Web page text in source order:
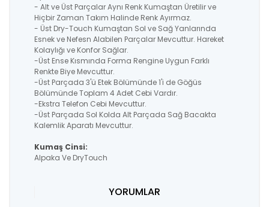
- Alt ve Üst Parçalar Aynı Renk Kumaştan Üretilir ve
Hiçbir Zaman Takım Halinde Renk Ayırmaz.
- Üst Dry-Touch Kumaştan Sol ve Sağ Yanlarında
Esnek ve Nefesn Alabilen Parçalar Mevcuttur. Hareket
Kolaylığı ve Konfor Sağlar.
-Üst Ense Kısmında Forma Rengine Uygun Farklı
Renkte Biye Mevcuttur.
-Üst Parçada 3'ü Etek Bölümünde 1'i de Göğüs
Bölümünde Toplam 4 Adet Cebi Vardır.
-Ekstra Telefon Cebi Mevcuttur.
-Üst Parçada Sol Kolda Alt Parçada Sağ Bacakta
Kalemlik Aparatı Mevcuttur.
Kumaş Cinsi:
Alpaka Ve DryTouch
YORUMLAR